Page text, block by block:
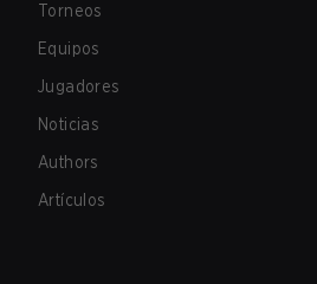
Torneos
Equipos
Jugadores
Noticias
Authors
Artículos